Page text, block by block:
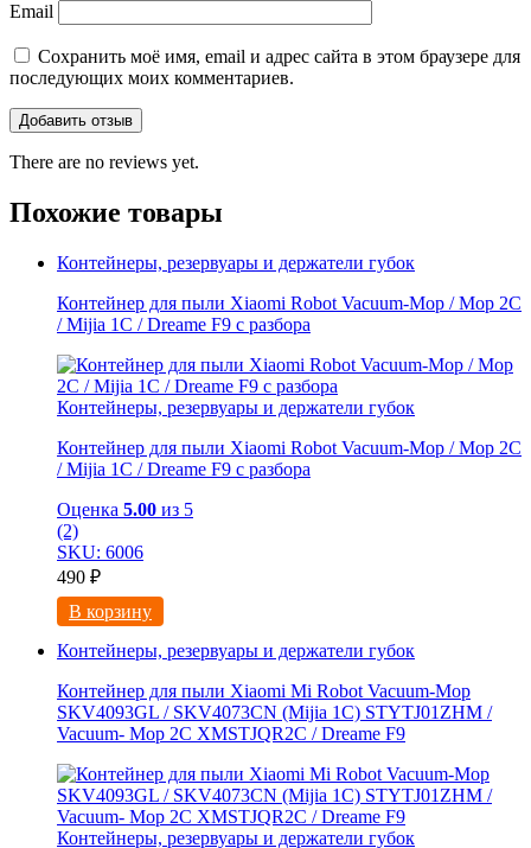
Email
Сохранить моё имя, email и адрес сайта в этом браузере для
последующих моих комментариев.
There are no reviews yet.
Похожие товары
Контейнеры, резервуары и держатели губок
Контейнер для пыли Xiaomi Robot Vacuum-Mop / Mop 2C
/ Mijia 1C / Dreame F9 с разбора
Контейнеры, резервуары и держатели губок
Контейнер для пыли Xiaomi Robot Vacuum-Mop / Mop 2C
/ Mijia 1C / Dreame F9 с разбора
Оценка 5.00 из 5
(2)
SKU: 6006
490 ₽
В корзину
Контейнеры, резервуары и держатели губок
Контейнер для пыли Xiaomi Mi Robot Vacuum-Mop
SKV4093GL / SKV4073CN (Mijia 1C) STYTJ01ZHM /
Vacuum- Mop 2C XMSTJQR2C / Dreame F9
Контейнеры, резервуары и держатели губок